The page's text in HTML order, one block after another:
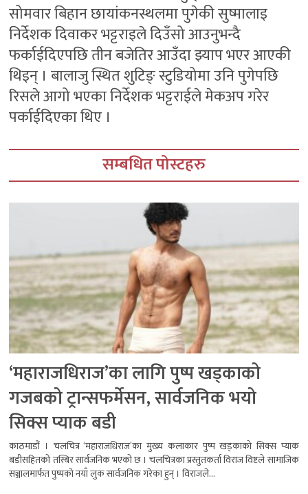
सोमवार बिहान छायांकनस्थलमा पुगेकी सुष्मालाइ
निर्देशक दिवाकर भट्टराइले दिउँसो आउनुभन्दै
फर्काईदिएपछि तीन बजेतिर आउँदा झ्याप भएर आएकी
थिइन् । बालाजु स्थित शुटिङ् स्टुडियोमा उनि पुगेपछि
रिसले आगो भएका निर्देशक भट्टराईले मेकअप गरेर
पर्काईदिएका थिए ।
सम्बधित पोस्टहरु
‘महाराजधिराज’का लागि पुष्प खड्काको
गजबको ट्रान्सफर्मेसन, सार्वजनिक भयो
सिक्स प्याक बडी
काठमाडौं । चलचित्र ‘महाराजधिराज’का मुख्य कलाकार पुष्प खड्काको सिक्स प्याक
बडीसहितको तस्बिर सार्वजनिक भएको छ । चलचित्रका प्रस्तुतकर्ता विराज विष्टले सामाजिक
सञ्जालमार्फत पुष्पको नयाँ लुक सार्वजनिक गरेका हुन् । विराजले...